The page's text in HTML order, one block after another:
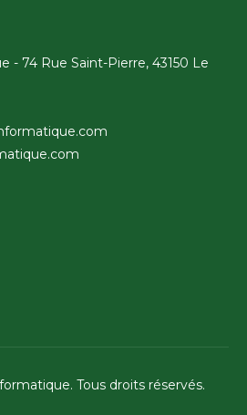
- 74 Rue Saint-Pierre, 43150 Le
Tous droits réservés.